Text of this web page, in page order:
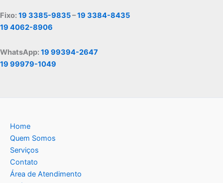
Fixo:19 3385-9835–19 3384-8435
19 4062-8906
WhatsApp:19 99394-2647
19 99979-1049
Home
Quem Somos
Serviços
Contato
Área de Atendimento